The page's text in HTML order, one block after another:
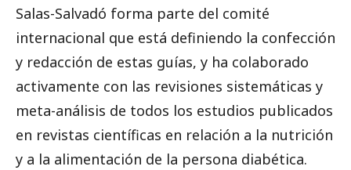
Salas-Salvadó forma parte del comité
internacional que está definiendo la confección
y redacción de estas guías, y ha colaborado
activamente con las revisiones sistemáticas y
meta-análisis de todos los estudios publicados
en revistas científicas en relación a la nutrición
y a la alimentación de la persona diabética.